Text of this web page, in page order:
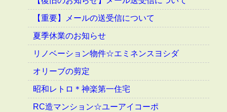
【重要】メールの送受信について
夏季休業のお知らせ
リノベーション物件☆エミネンスヨシダ
オリーブの剪定
昭和レトロ＊神楽第一住宅
RC造マンション☆ユーアイコーポ